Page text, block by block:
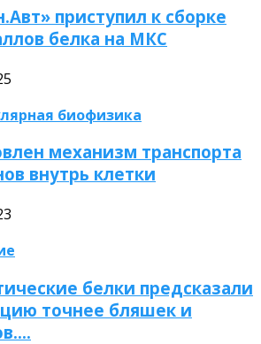
приступил к сборке
белка на МКС
биофизика
механизм транспорта
внутрь клетки
белки предсказали
точнее бляшек и